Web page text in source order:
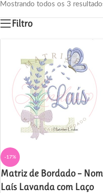
Mostrando todos os 3
Filtro
-17%
Matriz de Bordado –
Laís Lavanda com Laço